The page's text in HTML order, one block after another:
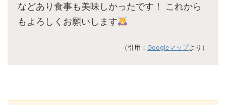
などあり食事も美味しかったです！ これから
もよろしくお願いします
（引用： Googleマップより）